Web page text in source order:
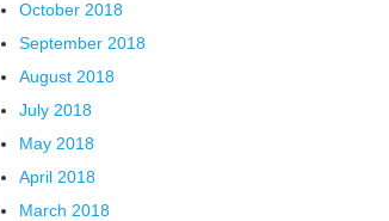
October 2018
September 2018
August 2018
July 2018
May 2018
April 2018
March 2018